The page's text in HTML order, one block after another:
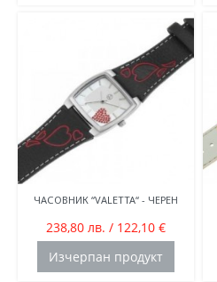
ЧАСОВНИК “VALETTA“ - ЧЕРЕН
238,80 лв. / 122,10 €
Изчерпан продукт